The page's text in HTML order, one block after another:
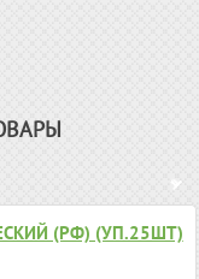
(РФ) (УП.25ШТ)